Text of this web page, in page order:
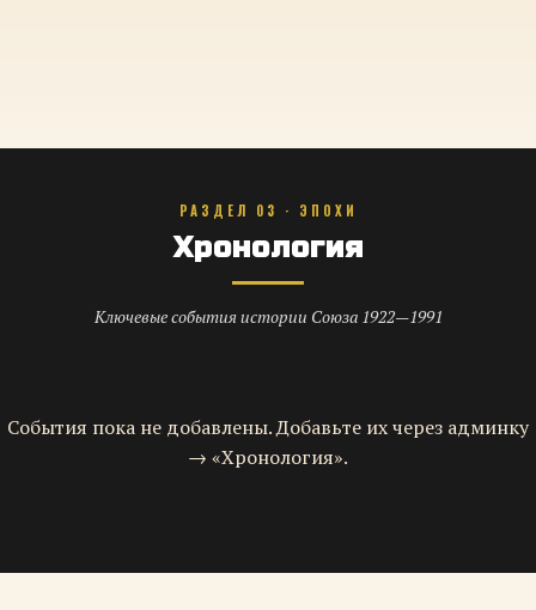
РАЗДЕЛ 03 · ЭПОХИ
Хронология
Ключевые события истории Союза 1922—1991
События пока не добавлены. Добавьте их через админку
→ «Хронология».